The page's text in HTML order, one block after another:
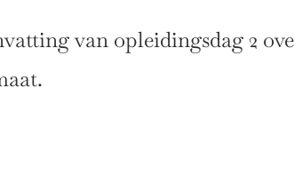
van opleidingsdag 2